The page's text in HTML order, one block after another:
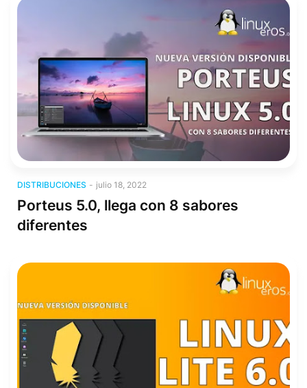
DISTRIBUCIONES - julio 18, 2022
Porteus 5.0, llega con 8 sabores
diferentes